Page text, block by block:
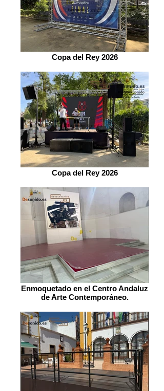
Copa del Rey 2026
Copa del Rey 2026
Enmoquetado en el Centro Andaluz
de Arte Contemporáneo.